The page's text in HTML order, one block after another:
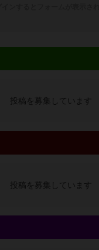
投稿を募集しています
投稿を募集しています